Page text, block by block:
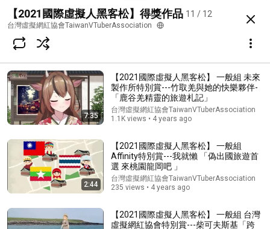
【2021國際虛擬人黑客松】學生組 台灣虛擬網紅協
@taiwanvtuberassociation7658 1 like 288 views more
Subscribe
Choices for families
Explore simpler, safer experiences for kids and
families
【2021國際虛擬人黑客松】得獎作品 11 / 12
台灣虛擬網紅協會TaiwanVTuberAssociation
7:35
【2021國際虛擬人黑客松】 一般組 未來
製作所特別賞---竹取羌與她的快樂夥伴-
「鹿谷羌精靈的旅遊札記」
台灣虛擬網紅協會TaiwanVTuberAssociation
1.1K views • 4 years ago
2:44
【2021國際虛擬人黑客松】 一般組
Affinity特別賞---我就懶 「偽出國旅遊首
選 來桃園龍岡吧 」
台灣虛擬網紅協會TaiwanVTuberAssociation
235 views • 4 years ago
【2021國際虛擬人黑客松】 一般組 台灣
虛擬網紅協會特別賞---柴可夫斯基「跨